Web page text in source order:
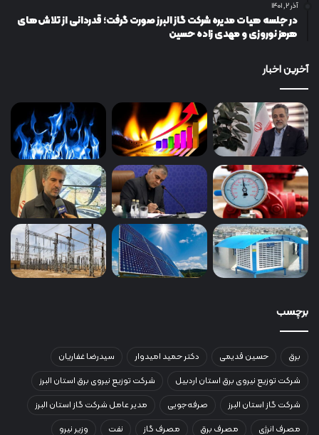
آذر ۲, ۱۴۰۱
در جلسه هیات مدیره شرکت گاز البرز صورت گرفت؛ قدردانی از تلاش‌های
هرمز نوروزی و مهدی زاده حسین
آخرین اخبار
برچسب
برق حسین قدیمی دکتر حمید امیدوار
سیدرضا غفاریان
شرکت توزیع نیروی برق استان اردبیل
شرکت توزیع نیروی برق استان البرز
شرکت گاز استان البرز
صرفه‌جویی
مدیر عامل شرکت گاز استان البرز
مصرف انرژی
مصرف برق مصرف گاز نفت
وزیر نیرو